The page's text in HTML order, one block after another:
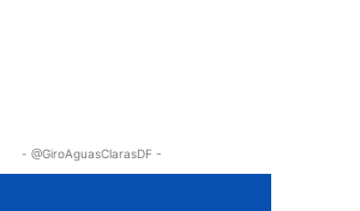
- @GiroAguasClarasDF -